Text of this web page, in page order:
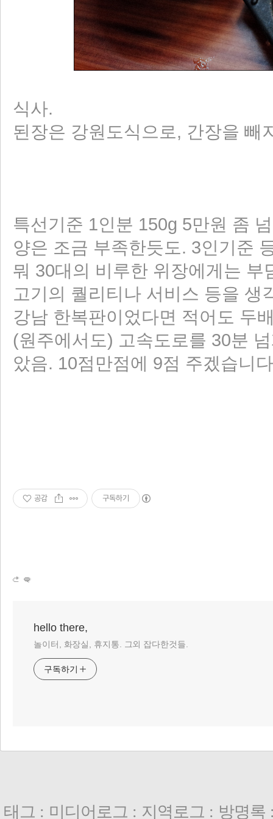
식사.
된장은 강원도식으로, 간장을 빼
특선기준 1인분 150g 5만원 좀
양은 조금 부족한듯도. 3인기준
뭐 30대의 비루한 위장에게는
고기의 퀄리티나 서비스 등을
강남 한복판이었다면 적어도 두
(원주에서도) 고속도로를 30분
았음. 10점만점에 9점 주겠습니
공감 구독하기
hello there,
놀이터, 화장실, 휴지통. 그외 잡다한것들.
구독하기
태그 : 미디어로그 : 지역로그 : 방명록